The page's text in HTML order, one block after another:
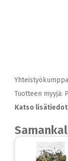
Tuotteen myyjä:
Katso